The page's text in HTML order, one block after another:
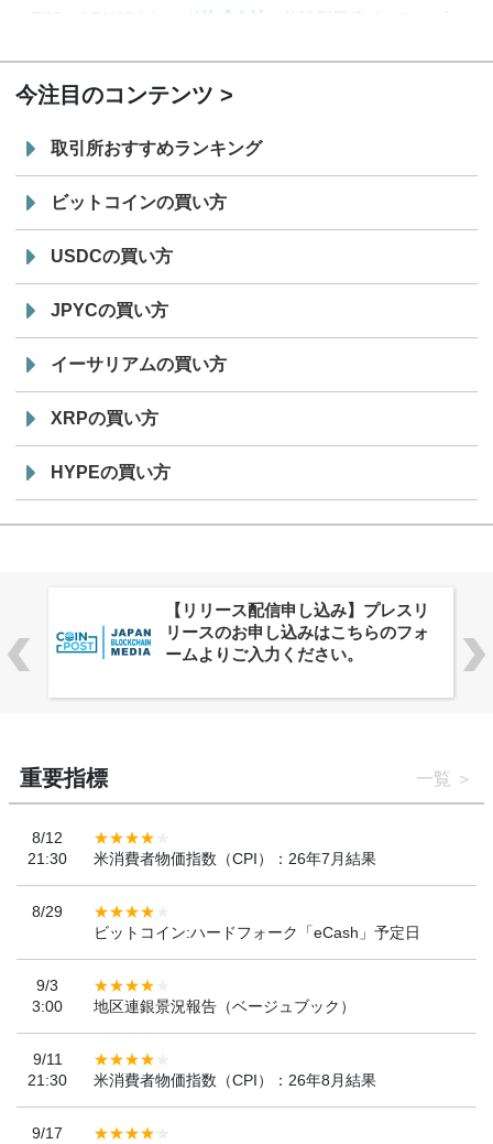
7/29
SBI VCトレード株式会社
信託型円建てステーブル
今注目のコンテンツ
取引所おすすめランキング
ビットコインの買い方
USDCの買い方
JPYCの買い方
イーサリアムの買い方
XRPの買い方
HYPEの買い方
株式会社PlnX、アジア最大級のグロ
ーバルWeb3カンファレンス
「WebX2026」とのコラボレーショ
重要指標 一覧
8/12
21:30
米消費者物価指数（CPI）：26年7月結果
8/29
ビットコイン:ハードフォーク「eCash」予定日
9/3
3:00
地区連銀景況報告（ベージュブック）
9/11
21:30
米消費者物価指数（CPI）：26年8月結果
9/17